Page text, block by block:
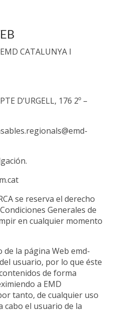
CATALUNYA I
D’URGELL, 176 2º –
se reserva el derecho
Generales de
en cualquier momento
de la página Web emd-
usuario, por lo que éste
de forma
a EMD
tanto, de cualquier uso
cabo el usuario de la